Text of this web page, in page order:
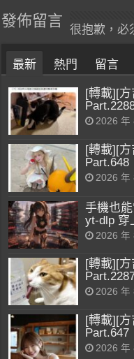
發佈留言
很抱歉，必
最新 熱門 留言
[轉載][
2026 年
[轉載][
Part.648
2026 年
手機也
yt-dlp 穿
2026 年
[轉載][
2026 年
[轉載][
Part.647
2026 年